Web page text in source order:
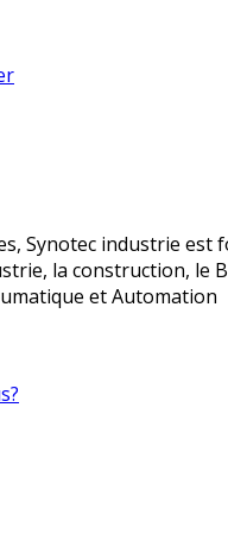
Synotec industrie
la construction, le
et Automation